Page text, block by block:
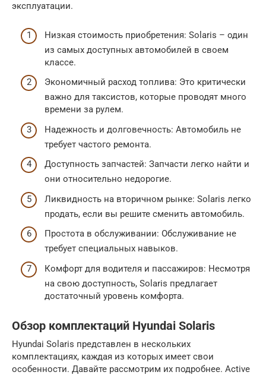
эксплуатации.
Низкая стоимость приобретения: Solaris – один
из самых доступных автомобилей в своем
классе.
Экономичный расход топлива: Это критически
важно для таксистов, которые проводят много
времени за рулем.
Надежность и долговечность: Автомобиль не
требует частого ремонта.
Доступность запчастей: Запчасти легко найти и
они относительно недорогие.
Ликвидность на вторичном рынке: Solaris легко
продать, если вы решите сменить автомобиль.
Простота в обслуживании: Обслуживание не
требует специальных навыков.
Комфорт для водителя и пассажиров: Несмотря
на свою доступность, Solaris предлагает
достаточный уровень комфорта.
Обзор комплектаций Hyundai Solaris
Hyundai Solaris представлен в нескольких
комплектациях, каждая из которых имеет свои
особенности. Давайте рассмотрим их подробнее. Active